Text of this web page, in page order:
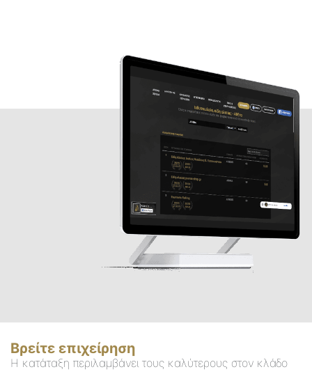
Βρείτε επιχείρηση
Η κατάταξη περιλαμβάνει τους καλύτερους στον κλάδο